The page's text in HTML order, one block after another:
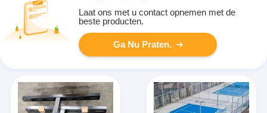
Laat ons met u contact opnemen met de
beste producten.
Ga Nu Praten.